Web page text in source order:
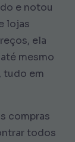
e notou
lojas
ela
mesmo
tudo em
compras
todos